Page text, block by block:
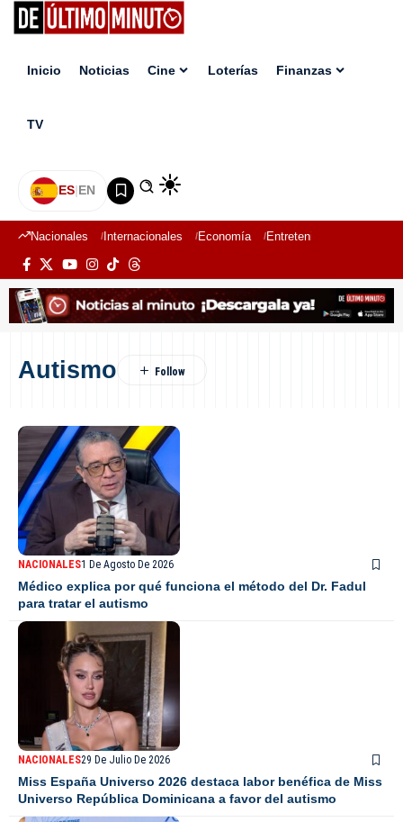
Inicio Noticias Cine Loterías Finanzas
TV
ES|EN
Nacionales Internacionales Economía Entretenimiento
Autismo
NACIONALES1 De Agosto De 2026
Médico explica por qué funciona el método del Dr. Fadul
para tratar el autismo
NACIONALES29 De Julio De 2026
Miss España Universo 2026 destaca labor benéfica de Miss
Universo República Dominicana a favor del autismo